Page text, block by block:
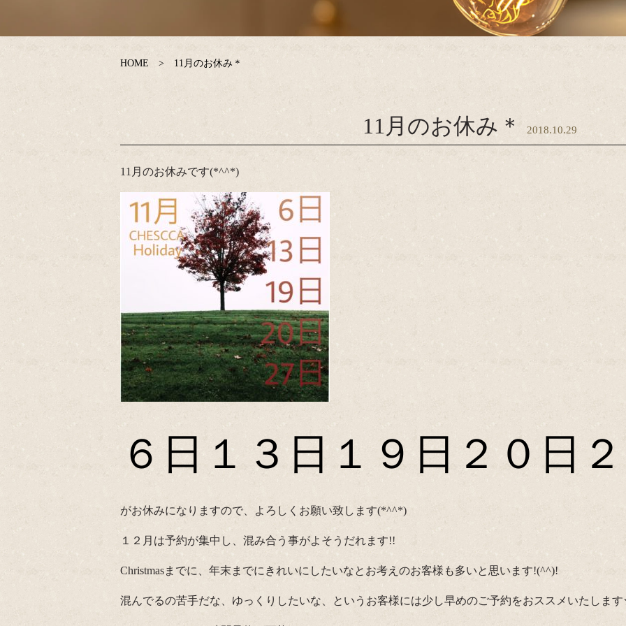
HOME 11月のお休み＊
11月のお休み＊ 2018.10.29
11月のお休みです(*^^*)
６日１３日１９日２０日
がお休みになりますので、よろしくお願い致します(*^^*)
１２月は予約が集中し、混み合う事がよそうだれます!!
Christmasまでに、年末までにきれいにしたいなとお考えのお客様も多いと思います!(^^)!
混んでるの苦手だな、ゆっくりしたいな、というお客様には少し早めのご予約をおススメいたしま